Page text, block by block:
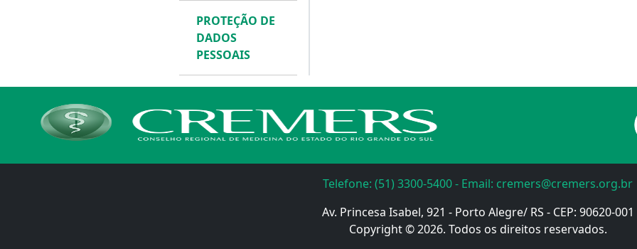
PROTEÇÃO DE
DADOS
PESSOAIS
Telefone: (51) 3300-5400 - Email: cremers@cremers.org.br
Av. Princesa Isabel, 921 - Porto Alegre/ RS - CEP: 90620-001
Copyright © 2026. Todos os direitos reservados.